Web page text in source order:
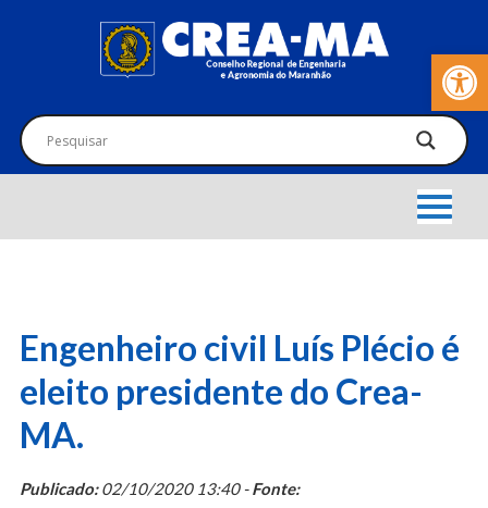
Barra de
Engenheiro civil Luís Plécio é
eleito presidente do Crea-
MA.
Publicado:02/10/2020 13:40 -Fonte: